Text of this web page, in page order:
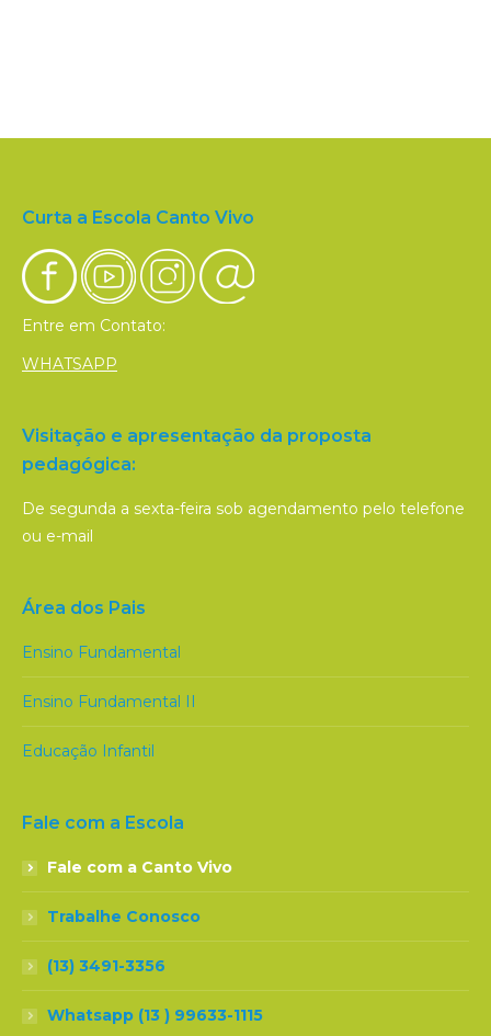
Curta a Escola Canto Vivo
Entre em Contato:
WHATSAPP
Visitação e apresentação da proposta
pedagógica:
De segunda a sexta-feira sob agendamento pelo telefone
ou e-mail
Área dos Pais
Ensino Fundamental
Ensino Fundamental II
Educação Infantil
Fale com a Escola
Fale com a Canto Vivo
Trabalhe Conosco
(13) 3491-3356
Whatsapp (13 ) 99633-1115